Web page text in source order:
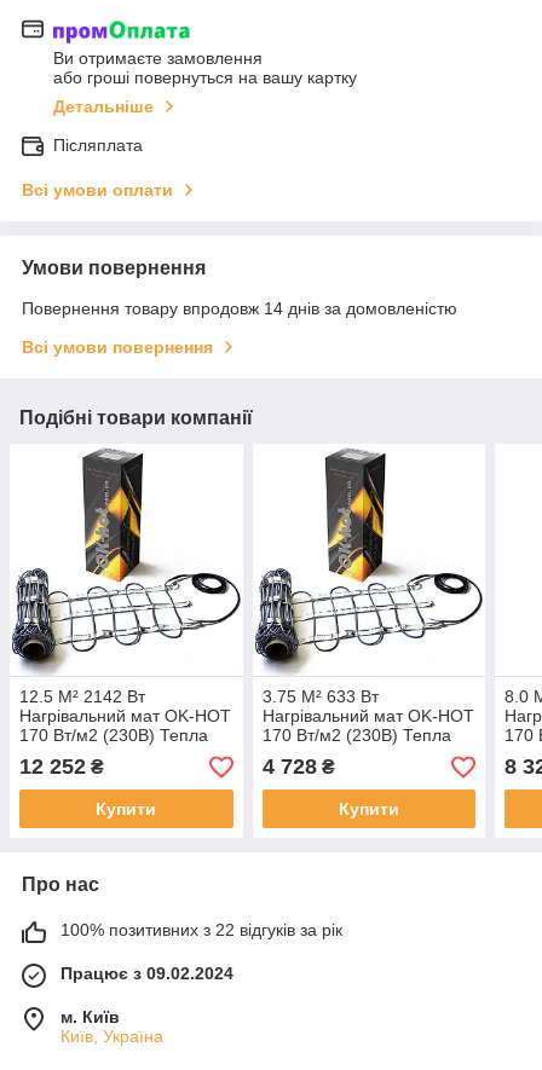
Ви отримаєте замовлення
або гроші повернуться на вашу картку
Детальніше
Післяплата
Всі умови оплати
Умови повернення
Повернення товару впродовж 14 днів за домовленістю
Всі умови повернення
Подібні товари компанії
12.5 М² 2142 Вт
Нагрівальний мат OK-HOT
170 Вт/м2 (230В) Тепла
електрична підлога
12 252 ₴
Купити
3.75 М² 633 Вт
Нагрівальний мат OK-HOT
170 Вт/м2 (230В) Тепла
електрична підлога
4 728₴
Купити
8.0
170
8
Про нас
100% позитивних з 22 відгуків за рік
Працює з 09.02.2024
м. Київ
Київ, Україна